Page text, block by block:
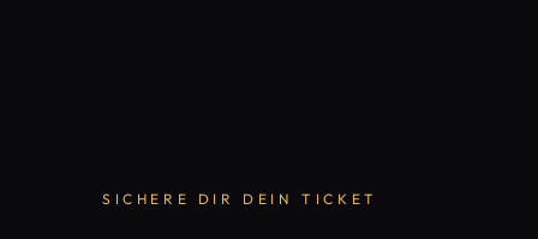
SICHERE DIR DEIN TICKET